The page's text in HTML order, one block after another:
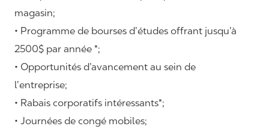
magasin;
• Programme de bourses d’études offrant jusqu’à
2500$ par année *;
• Opportunités d’avancement au sein de
l’entreprise;
• Rabais corporatifs intéressants*;
• Journées de congé mobiles;